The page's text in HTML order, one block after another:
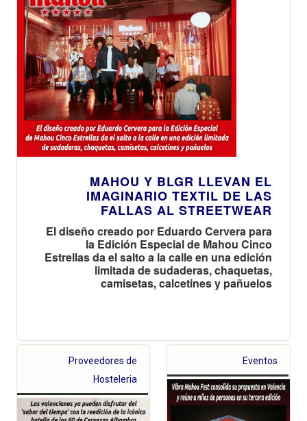
MAHOU Y BLGR LLEVAN EL
IMAGINARIO TEXTIL DE LAS
FALLAS AL STREETWEAR
El diseño creado por Eduardo Cervera para
la Edición Especial de Mahou Cinco
Estrellas da el salto a la calle en una edición
limitada de sudaderas, chaquetas,
camisetas, calcetines y pañuelos
Proveedores de
Hosteleria
Eventos